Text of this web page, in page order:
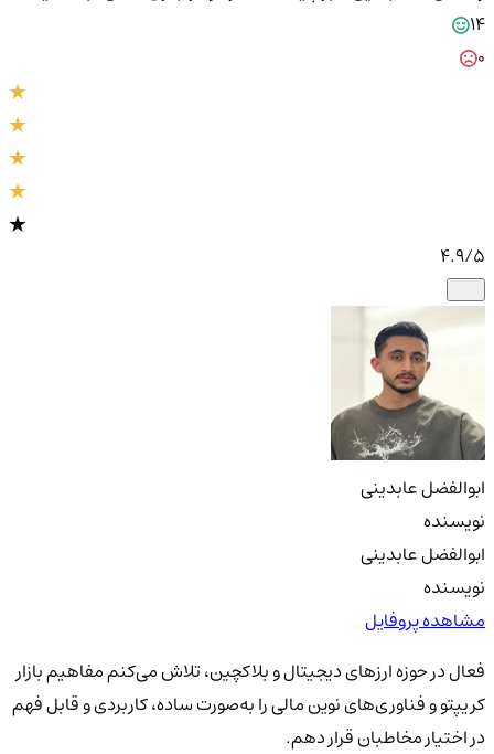
14
4.9/5
ابوالفضل عابدینی
نویسنده
ابوالفضل عابدینی
نویسنده
مشاهده پروفایل
فعال در حوزه ارزهای دیجیتال و بلاکچین، تلاش می‌کنم مفاهیم بازار
کریپتو و فناوری‌های نوین مالی را به‌صورت ساده، کاربردی و قابل فهم
در اختیار مخاطبان قرار دهم.